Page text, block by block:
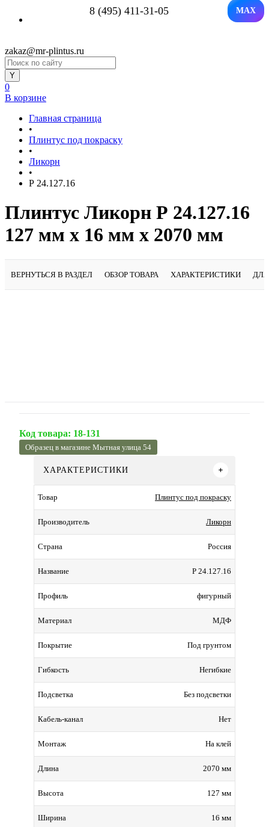
8 (495) 411-31-05 MAX
zakaz@mr-plintus.ru
0
В корзине
Главная страница
•
Плинтус под покраску
•
Ликорн
•
Р 24.127.16
Плинтус Ликорн Р 24.127.16
127 мм х 16 мм х 2070 мм
ВЕРНУТЬСЯ В РАЗДЕЛ ОБЗОР ТОВАРА ХАРАКТЕРИСТИКИ
Код товара: 18-131
Образец в магазине Мытная улица 54
ХАРАКТЕРИСТИКИ
Товар Плинтус под покраску
Производитель Ликорн
Страна Россия
Название Р 24.127.16
Профиль фигурный
Материал МДФ
Покрытие Под грунтом
Гибкость Негибкие
Подсветка Без подсветки
Кабель-канал Нет
Монтаж На клей
Длина 2070 мм
Высота 127 мм
Ширина 16 мм